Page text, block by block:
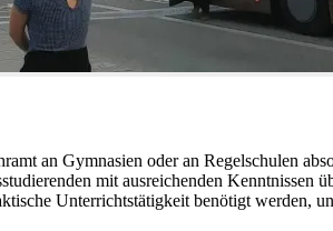
an Gymnasien oder an Regelschulen
mit ausreichenden
Unterrichtstätigkeit benötigt werden,